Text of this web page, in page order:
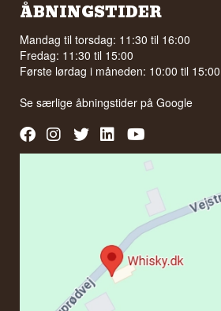
ÅBNINGSTIDER
Mandag til torsdag: 11:30 til 16:00
Fredag: 11:30 til 15:00
Første lørdag i måneden: 10:00 til 15:00
Se særlige åbningstider påGoogle